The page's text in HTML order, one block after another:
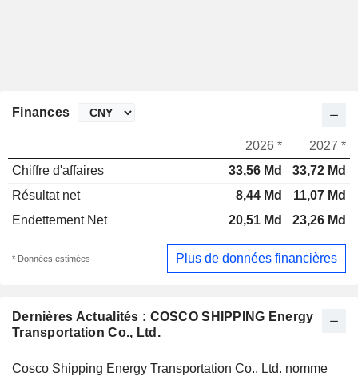
Dernières Actualités : COSCO SHIPPING Energy
Transportation Co., Ltd.
Cosco Shipping Energy Transportation Co., Ltd. nomme
Finances
2026 *
2027 *
Chiffre d'affaires
33,56 Md
33,72 Md
Résultat net
8,44 Md
11,07 Md
Endettement Net
20,51 Md 23,26 Md
* Données estimées Plus de données financières